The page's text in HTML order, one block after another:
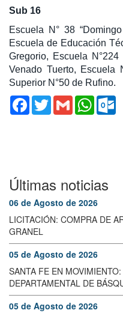
Sub 16
Escuela N° 38
Escuela de Educación
Gregorio, Escuela
Venado Tuerto, Escuela
Superior N°50 de Rufino.
Facebook
TwitterGmail
Últimas noticias
06 de Agosto de 2026
LICITACIÓN: COMPRA DE
GRANEL
05 de Agosto de 2026
SANTA FE EN
DEPARTAMENTAL DE
05 de Agosto de 2026